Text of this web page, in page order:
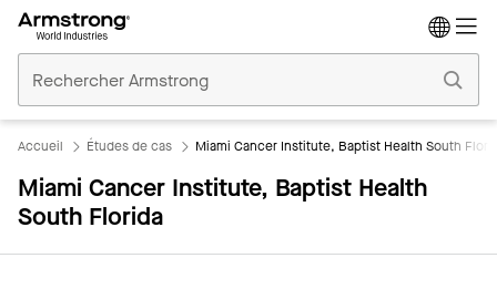
Plafonds
Commerciaux
Accueil Études de cas Miami Cancer Institute, Baptist Health South
Miami Cancer Institute, Baptist Health
South Florida